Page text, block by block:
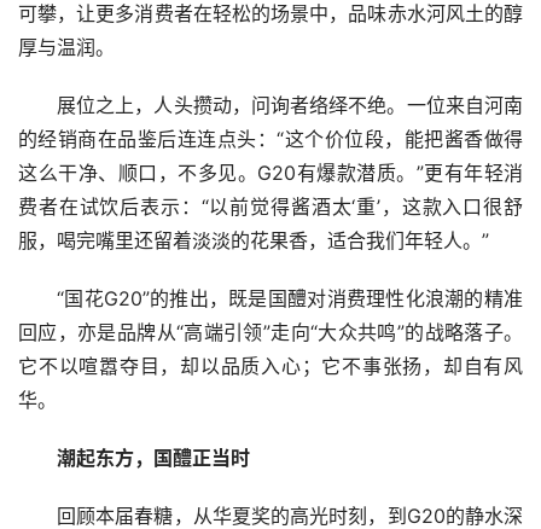
可攀，让更多消费者在轻松的场景中，品味赤水河风土的醇
厚与温润。
展位之上，人头攒动，问询者络绎不绝。一位来自河南
的经销商在品鉴后连连点头：“这个价位段，能把酱香做得
这么干净、顺口，不多见。G20有爆款潜质。”更有年轻消
费者在试饮后表示：“以前觉得酱酒太‘重’，这款入口很舒
服，喝完嘴里还留着淡淡的花果香，适合我们年轻人。”
“国花G20”的推出，既是国醴对消费理性化浪潮的精准
回应，亦是品牌从“高端引领”走向“大众共鸣”的战略落子。
它不以喧嚣夺目，却以品质入心；它不事张扬，却自有风
华。
潮起东方，国醴正当时
回顾本届春糖，从华夏奖的高光时刻，到G20的静水深